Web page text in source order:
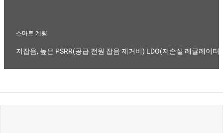
스마트 계량
저잡음, 높은 PSRR(공급 전원 잡음 제거비) LDO(저손실 레귤레이